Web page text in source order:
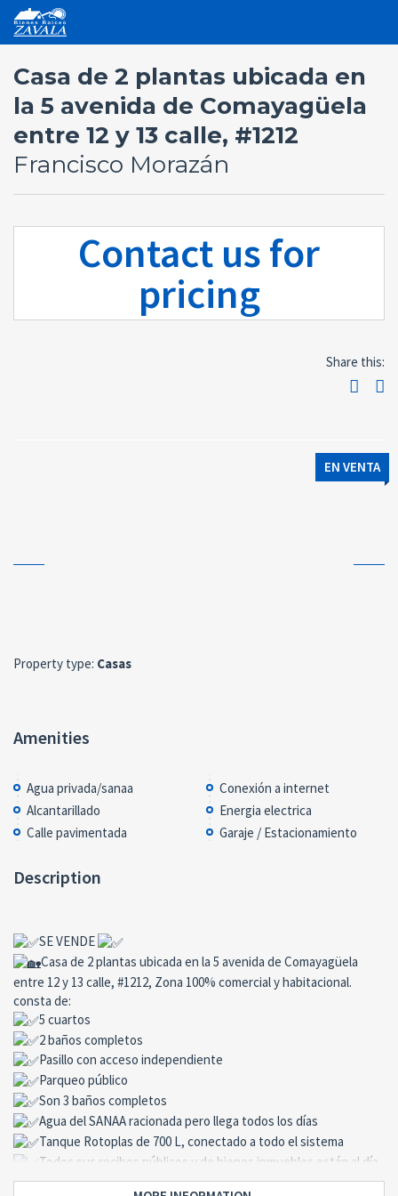
Casa de 2 plantas ubicada en
la 5 avenida de Comayagüela
entre 12 y 13 calle, #1212
Francisco Morazán
Contact us for
pricing
Share this:
EN VENTA
Property type: Casas
Amenities
Agua privada/sanaa
Alcantarillado
Calle pavimentada
Conexión a internet
Energia electrica
Garaje / Estacionamiento
Description
SE VENDE
Casa de 2 plantas ubicada en la 5 avenida de Comayagüela
entre 12 y 13 calle, #1212, Zona 100% comercial y habitacional.
consta de:
5 cuartos
2 baños completos
Pasillo con acceso independiente
Parqueo público
Son 3 baños completos
Agua del SANAA racionada pero llega todos los días
Tanque Rotoplas de 700 L, conectado a todo el sistema
Todos sus recibos públicos y de bienes inmuebles están al día.
Valor de venta: L. 6,000,000.00